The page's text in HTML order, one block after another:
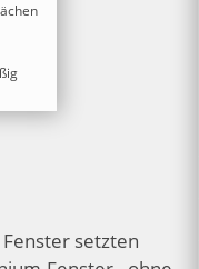
setzten